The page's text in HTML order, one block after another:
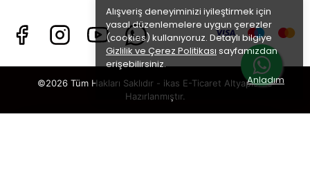
Alışveriş deneyiminizi iyileştirmek için
yasal düzenlemelere uygun çerezler
(cookies) kullanıyoruz. Detaylı bilgiye
Gizlilik ve Çerez Politikası sayfamızdan
erişebilirsiniz.
Anladım
©2026 Tüm Hakları Saklıdır - ikas E-Ticaret Altyapısı ile
Hazırlanmıştır.